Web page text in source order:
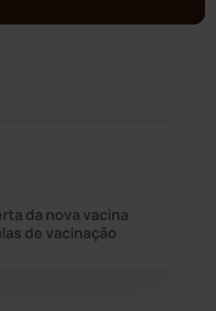
(03)
da nova vacina
de vacinação